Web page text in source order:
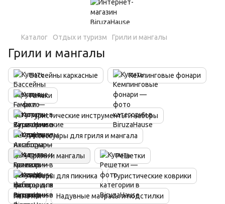
Каталог Отдых и туризм Грили и мангалы
Грили и мангалы
Бассейны каркасные Кемпинговые фонари
Гамаки
Туристические инструменты и наборы
Аксессуары для гриля и мангала
Грили и мангалы Решетки
Наборы для пикника Туристические коврики
Палатки Надувные матрасы и подстилки